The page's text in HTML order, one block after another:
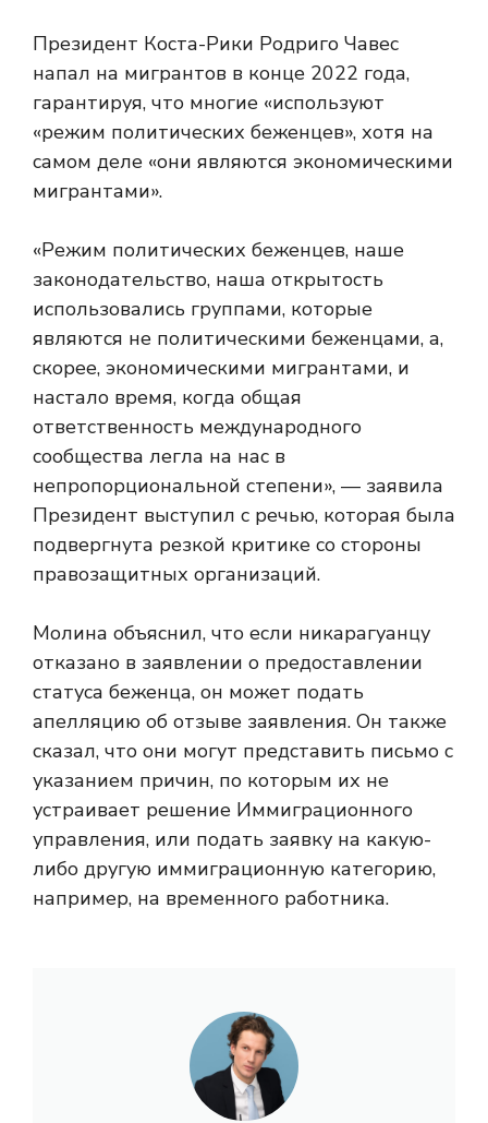
Президент Коста-Рики Родриго Чавес
напал на мигрантов в конце 2022 года,
гарантируя, что многие «используют
«режим политических беженцев», хотя на
самом деле «они являются экономическими
мигрантами».
«Режим политических беженцев, наше
законодательство, наша открытость
использовались группами, которые
являются не политическими беженцами, а,
скорее, экономическими мигрантами, и
настало время, когда общая
ответственность международного
сообщества легла на нас в
непропорциональной степени», — заявила
Президент выступил с речью, которая была
подвергнута резкой критике со стороны
правозащитных организаций.
Молина объяснил, что если никарагуанцу
отказано в заявлении о предоставлении
статуса беженца, он может подать
апелляцию об отзыве заявления. Он также
сказал, что они могут представить письмо с
указанием причин, по которым их не
устраивает решение Иммиграционного
управления, или подать заявку на какую-
либо другую иммиграционную категорию,
например, на временного работника.